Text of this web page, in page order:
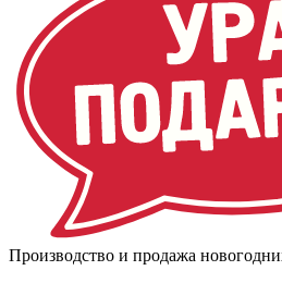
Производство и продажа